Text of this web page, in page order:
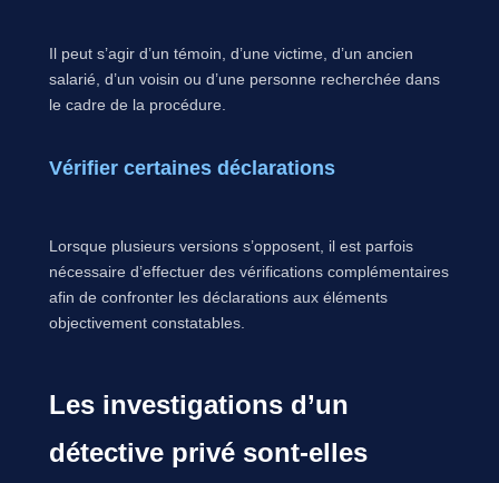
Il peut s’agir d’un témoin, d’une victime, d’un ancien
salarié, d’un voisin ou d’une personne recherchée dans
le cadre de la procédure.
Vérifier certaines déclarations
Lorsque plusieurs versions s’opposent, il est parfois
nécessaire d’effectuer des vérifications complémentaires
afin de confronter les déclarations aux éléments
objectivement constatables.
Les investigations d’un
détective privé sont-elles